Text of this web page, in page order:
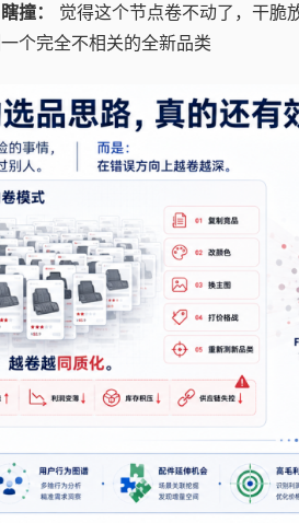
撞：
觉得这个节点卷不动了，干脆
个完全不相关的全新品类